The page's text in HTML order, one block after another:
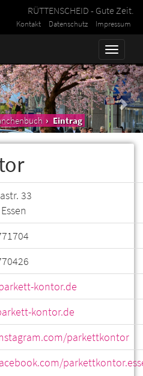
RÜTTENSCHEID - Gute Zeit.
Kontakt Datenschutz Impressum
Toggle
Eintrag
33
kontor.de
kontor.de
parkettkontor